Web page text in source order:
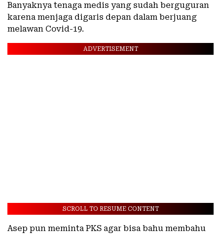
Banyaknya tenaga medis yang sudah berguguran
karena menjaga digaris depan dalam berjuang
melawan Covid-19.
ADVERTISEMENT
SCROLL TO RESUME CONTENT
Asep pun meminta PKS agar bisa bahu membahu